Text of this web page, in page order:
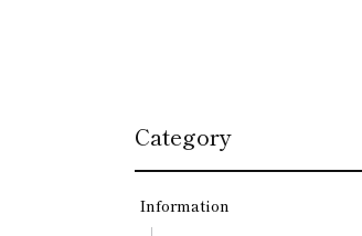
Category
Information